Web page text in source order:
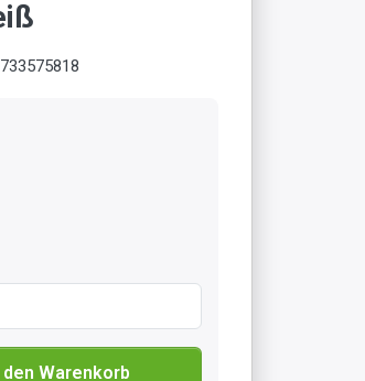
den Warenkorb